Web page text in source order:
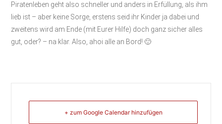
Piratenleben geht also schneller und anders in Erfüllung, als ihm
lieb ist – aber keine Sorge, erstens seid ihr Kinder ja dabei und
zweitens wird am Ende (mit Eurer Hilfe) doch ganz sicher alles
gut, oder? – na klar. Also, ahoi alle an Bord! 🙂
+ zum Google Calendar hinzufügen